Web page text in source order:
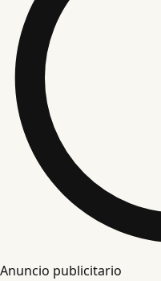
Anuncio publicitario